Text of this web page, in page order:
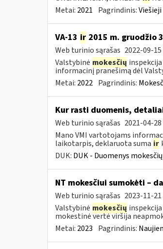
Metai: 2021 Pagrindinis:
VA-13 ir2015 m. gruodžio
Web turinio sąrašas 2022-09-15
Valstybinė mokesčių
informacinį pranešimą dėl
Metai: 2022 Pagrindinis:
Kur rasti duomenis,
Web turinio sąrašas 2021-04-28
Mano VMI vartotojams
laikotarpis, deklaruota suma ir
DUK: DUK - Duomenys
NT mokesčiui sumokėti –
Web turinio sąrašas 2023-11-21
Valstybinė mokesčių
mokestinė vertė viršija
Metai: 2023 Pagrindinis: